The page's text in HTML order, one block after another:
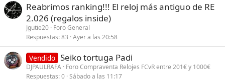
Reabrimos ranking!!! El reloj más antiguo de RE
2.026 (regalos inside)
Jgutie20 Foro General
Respuestas 83 Ayer a las 20:58
Vendido Seiko tortuga Padi
DJPAULRAFA Foro Compraventa Relojes FCvR entre 201€ y 1000€
Respuestas 0 Sábado a las 11:17